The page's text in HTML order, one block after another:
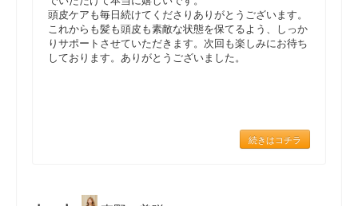
頭皮ケアも毎日続けてくださりありがとうございます。
これからも髪も頭皮も素敵な状態を保てるよう、しっか
りサポートさせていただきます。次回も楽しみにお待ち
しております。ありがとうございました。
続きはコチラ